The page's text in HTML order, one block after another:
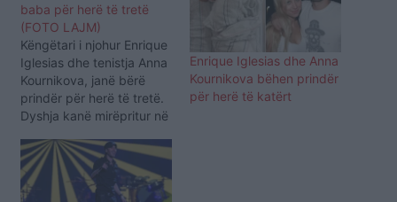
baba për herë të tretë
(FOTO LAJM)
Këngëtari i njohur Enrique
Iglesias dhe tenistja Anna
Kournikova, janë bërë
prindër për herë të tretë.
Dyshja kanë mirëpritur në
e bukur e ka bërë të ditur
vëllai i këngëtarit, Julio
Iglesias Jr. Gjatë një
Enrique Iglesias dhe Anna
Kournikova bëhen prindër
për herë të katërt